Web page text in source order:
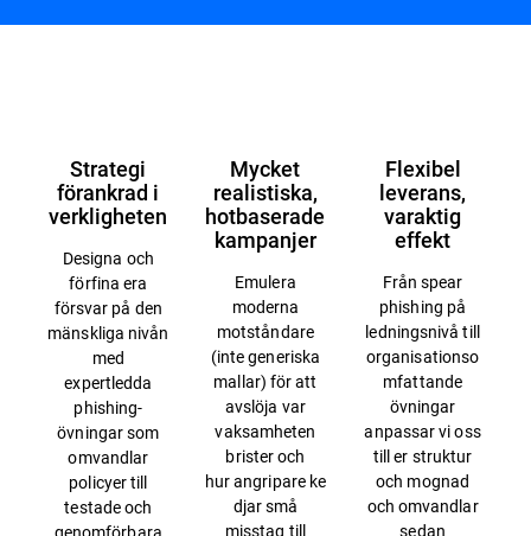
Strategi
förankrad i
verkligheten
Designa och
förfina era
försvar på den
mänskliga nivån
med
expertledda
phishing-
övningar som
omvandlar
policyer till
testade och
Mycket
realistiska,
hotbaserade
kampanjer
Emulera
moderna
motståndare
(inte generiska
mallar) för att
avslöja var
vaksamheten
brister och
hur angripare ke
djar små
misstag till
Flexibel
leverans,
varaktig
effekt
Från spear
phishing på
ledningsnivå till
organisationso
mfattande
övningar
anpassar vi oss
till er struktur
och mognad
och omvandlar
sedan